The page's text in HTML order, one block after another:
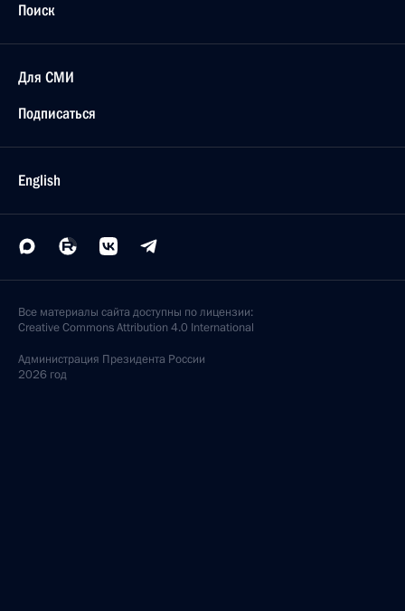
Поиск
Для СМИ
Подписаться
English
Все материалы сайта доступны по лицензии:
Creative Commons Attribution 4.0 International
Администрация Президента России
2026 год